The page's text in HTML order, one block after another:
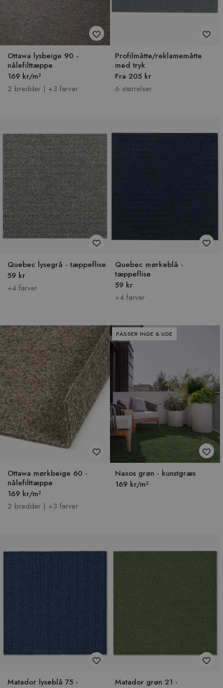
Ottawa lysbeige 90 -
nålefilttæppe
169 kr/m²
2 bredder | +3 farver
Profilmåtte/reklamemåtte
med tryk
Fra 205 kr
6 størrelser
Quebec lysegrå - tæppeflise
59 kr
+4 farver
Quebec mørkeblå -
tæppeflise
59 kr
+4 farver
Ottawa mørkbeige 60 -
nålefilttæppe
169 kr/m²
2 bredder | +3 farver
PASSER INDE & UDE
Naxos grøn - kunstgræs
169 kr/m²
Matador lyseblå 75 -
Matador grøn 21 -